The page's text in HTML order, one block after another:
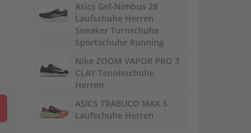
Asics Gel-Nimbus 28
Laufschuhe Herren
Sneaker Turnschuhe
Sportschuhe Running
Nike ZOOM VAPOR PRO 3
CLAY Tennisschuhe
Herren
ASICS TRABUCO MAX 5
Laufschuhe Herren